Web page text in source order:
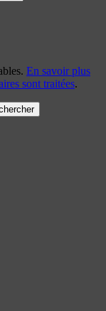
En savoir plus
sont traitées.